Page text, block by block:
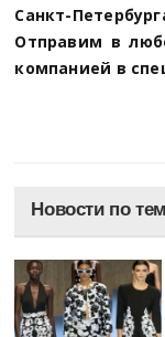
Санкт-
Отправим в
компанией в
Новости по